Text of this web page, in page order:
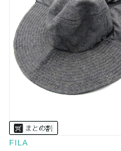
FILA